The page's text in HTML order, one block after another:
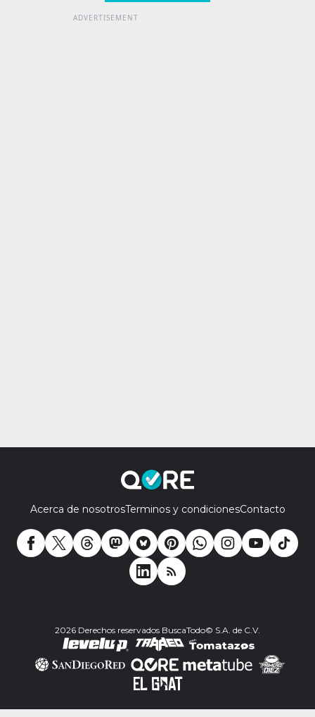
Acerca de nosotrosTerminos y condicionesContacto
2026 Derechos reservados BuscaTodo© S.A. de C.V.